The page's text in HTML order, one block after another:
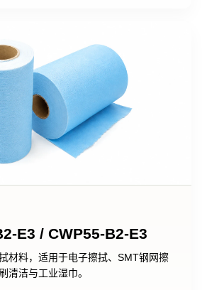
E3 / CWP55-B2-E3
材料，适用于电子擦拭、SMT钢网擦
清洁与工业湿巾。